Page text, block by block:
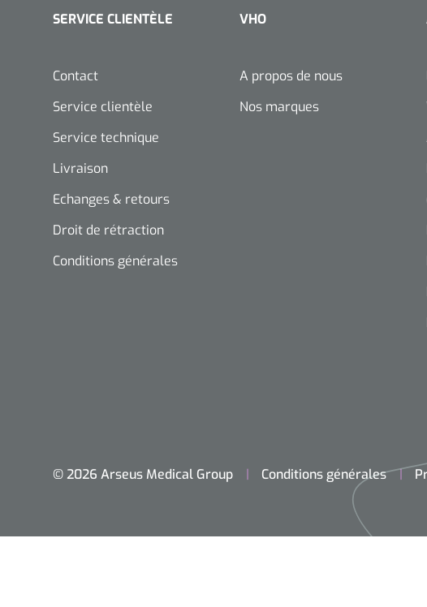
SERVICE CLIENTÈLE
Contact
Service clientèle
Service technique
Livraison
Echanges & retours
Droit de rétraction
Conditions générales
VHO
A propos de nous
Nos marques
© 2026 Arseus Medical Group Conditions générales